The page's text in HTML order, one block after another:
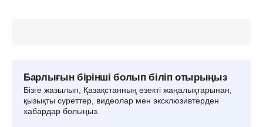
Барлығын бірінші болып біліп отырыңыз
Бізге жазылып, Қазақстанның өзекті жаңалықтарынан,
қызықты суреттер, видеолар мен эксклюзивтерден
хабардар болыңыз.